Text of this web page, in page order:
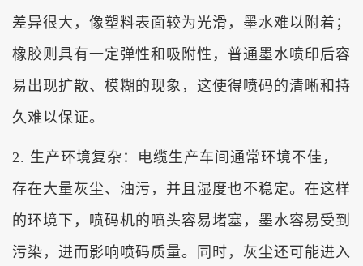
差异很大，像塑料表面较为光滑，墨水难以附着；
橡胶则具有一定弹性和吸附性，普通墨水喷印后容
易出现扩散、模糊的现象，这使得喷码的清晰和持
久难以保证。
2. 生产环境复杂：电缆生产车间通常环境不佳，
存在大量灰尘、油污，并且湿度也不稳定。在这样
的环境下，喷码机的喷头容易堵塞，墨水容易受到
污染，进而影响喷码质量。同时，灰尘还可能进入